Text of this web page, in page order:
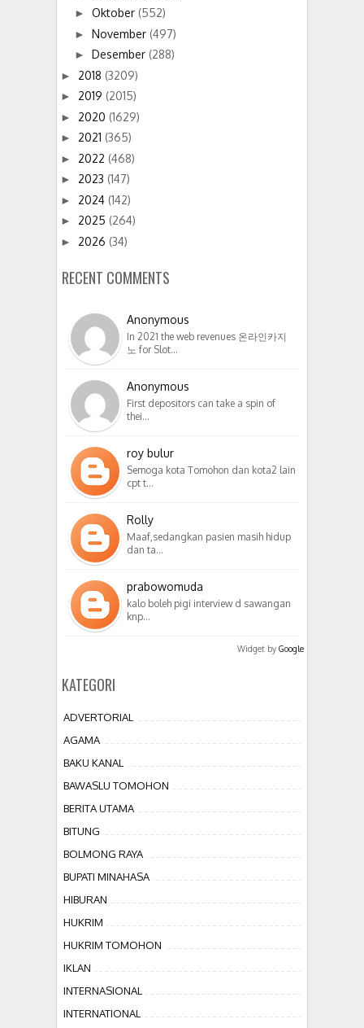
► Oktober (552)
► November (497)
► Desember (288)
► 2018 (3209)
► 2019 (2015)
► 2020 (1629)
► 2021 (365)
► 2022 (468)
► 2023 (147)
► 2024 (142)
► 2025 (264)
► 2026 (34)
RECENT COMMENTS
Anonymous
In 2021 the web revenues 온라인카지
노 for Slot…
Anonymous
First depositors can take a spin of
thei…
roy bulur
Semoga kota Tomohon dan kota2 lain
cpt t…
Rolly
Maaf,sedangkan pasien masih hidup
dan ta…
prabowomuda
kalo boleh pigi interview d sawangan
knp…
Widget by Google
KATEGORI
ADVERTORIAL
AGAMA
BAKU KANAL
BAWASLU TOMOHON
BERITA UTAMA
BITUNG
BOLMONG RAYA
BUPATI MINAHASA
HIBURAN
HUKRIM
HUKRIM TOMOHON
IKLAN
INTERNASIONAL
INTERNATIONAL